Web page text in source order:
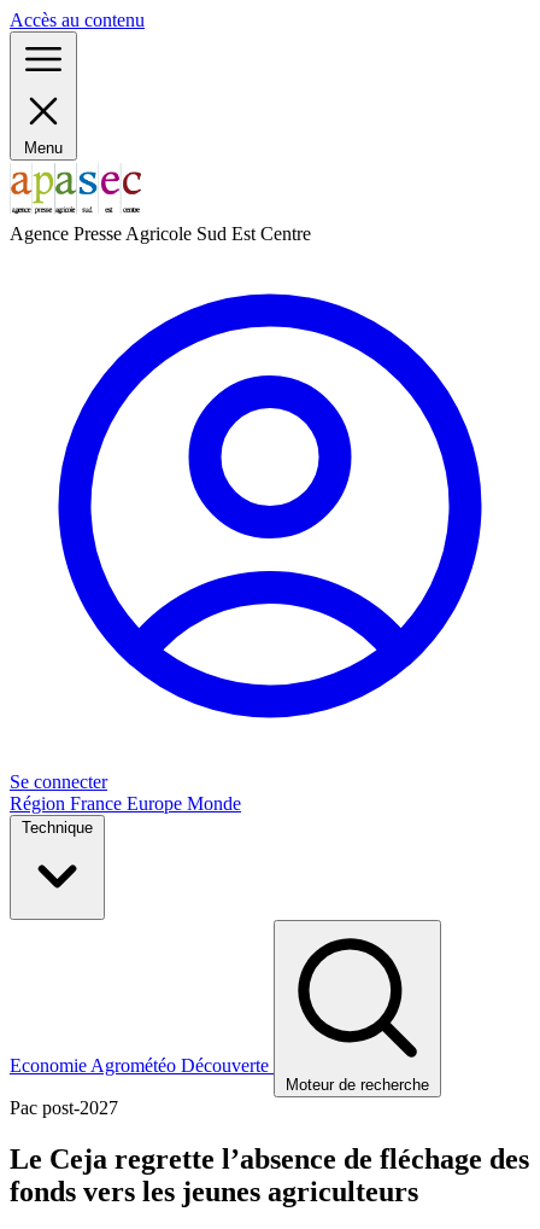
Accès au contenu
Menu
Agence Presse Agricole Sud Est Centre
Se connecter
Région France Europe Monde
Technique
Economie Agrométéo Découverte
Moteur de recherche
Pac post-2027
Le Ceja regrette l’absence de fléchage des
fonds vers les jeunes agriculteurs
Panneau de gestion des cookies